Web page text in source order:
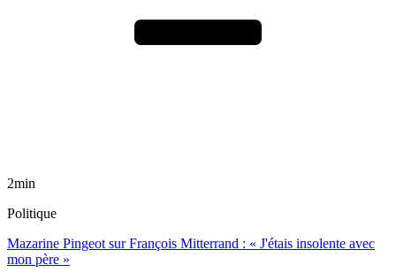
2min
Politique
Mazarine Pingeot sur François Mitterrand : « J'étais insolente avec
mon père »